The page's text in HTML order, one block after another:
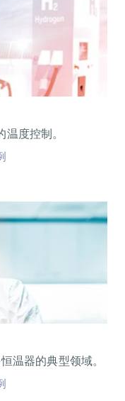
度控制。
温器的典型领域。